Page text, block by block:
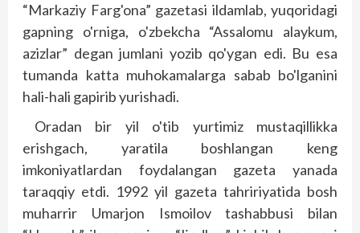
“Markaziy Farg'ona” gazetasi ildamlab, yuqoridagi
gapning o'rniga, o'zbekcha “Assalomu alaykum,
azizlar” degan jumlani yozib qo'ygan edi. Bu esa
tumanda katta muhokamalarga sabab bo'lganini
hali-hali gapirib yurishadi.
Oradan bir yil o'tib yurtimiz mustaqillikka
erishgach, yaratila boshlangan keng
imkoniyatlardan foydalangan gazeta yanada
taraqqiy etdi. 1992 yil gazeta tahririyatida bosh
muharrir Umarjon Ismoilov tashabbusi bilan